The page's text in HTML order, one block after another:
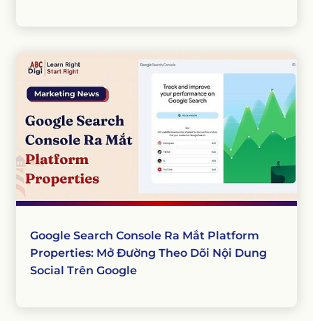
Google Search Console Ra Mắt Platform
Properties: Mở Đường Theo Dõi Nội Dung
Social Trên Google